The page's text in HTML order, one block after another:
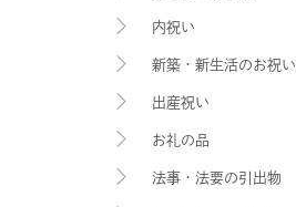
内祝い
新築・新生活のお祝い
出産祝い
お礼の品
法事・法要の引出物